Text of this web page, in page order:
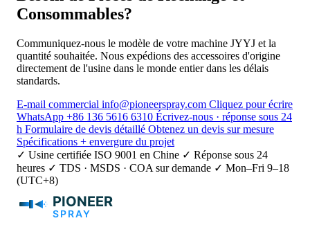
en maintenant le rendement le plus élevé. Idéale pour les
projets industriels les plus exigeants en polyurée et
Consommables?
Communiquez-nous le modèle de votre machine JYYJ et la
quantité souhaitée. Nous expédions des accessoires d'origine
directement de l'usine dans le monde entier dans les délais
standards.
E-mail commercial info@pioneerspray.com Cliquez pour écrire
WhatsApp +86 136 5616 6310 Écrivez-nous · réponse sous 24
h Formulaire de devis détaillé Obtenez un devis sur mesure
Spécifications + envergure du projet
✓ Usine certifiée ISO 9001 en Chine ✓ Réponse sous 24
heures ✓ TDS · MSDS · COA sur demande ✓ Mon–Fri 9–18
(UTC+8)